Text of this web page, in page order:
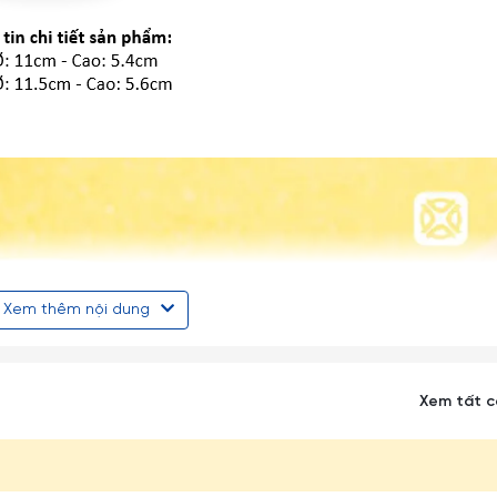
Xem thêm nội dung
Xem tất